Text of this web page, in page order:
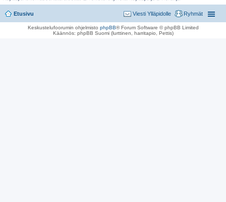
Etusivu Ryhmät
Viesti Ylläpidolle
Keskustelufoorumin ohjelmisto phpBB® Forum Software © phpBB Limited
Käännös: phpBB Suomi (lurttinen, harritapio, Pettis)